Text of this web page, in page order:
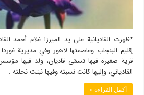
إقليم البنجاب وعاصمتها لاهور وفي مديرية
قرية صغيرة فيها تسمّى قاديان، ولد فيها
القادياني، وإليها كانت نسبته وفيها نبتت نحلته .
أكمل القراءة »